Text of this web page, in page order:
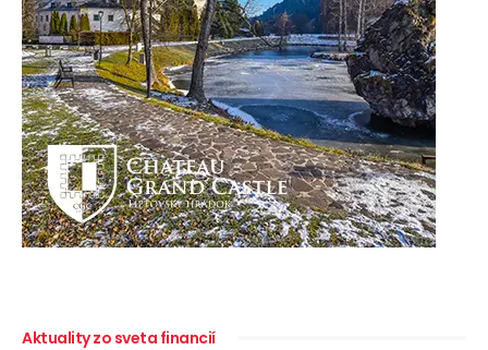
Aktuality zo sveta financií